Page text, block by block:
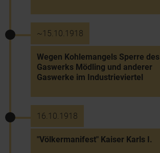
~15.10.1918
Wegen Kohlemangels Sperre des
Gaswerks Mödling und anderer
Gaswerke im Industrieviertel
16.10.1918
"Völkermanifest" Kaiser Karls I.